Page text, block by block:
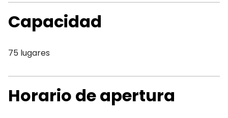
Capacidad
75 lugares
Horario de apertura